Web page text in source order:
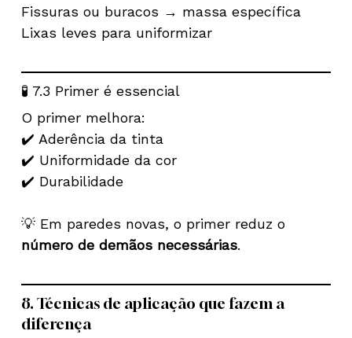
Fissuras ou buracos → massa específica
Lixas leves para uniformizar
🧪 7.3 Primer é essencial
O primer melhora:
✔️ Aderência da tinta
✔️ Uniformidade da cor
✔️ Durabilidade
💡 Em paredes novas, o primer reduz o
número de demãos necessárias.
8. Técnicas de aplicação que fazem a
diferença